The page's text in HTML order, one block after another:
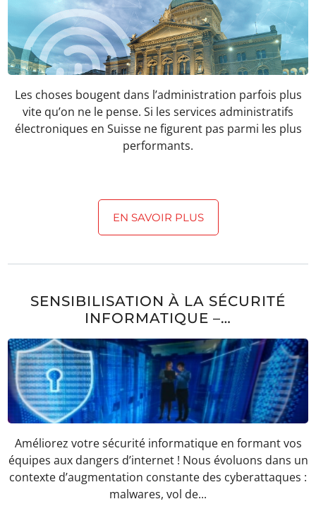
Les choses bougent dans l’administration parfois plus
vite qu’on ne le pense. Si les services administratifs
électroniques en Suisse ne figurent pas parmi les plus
performants.
EN SAVOIR PLUS
SENSIBILISATION À LA SÉCURITÉ
INFORMATIQUE –…
Améliorez votre sécurité informatique en formant vos
équipes aux dangers d’internet ! Nous évoluons dans un
contexte d’augmentation constante des cyberattaques :
malwares, vol de...